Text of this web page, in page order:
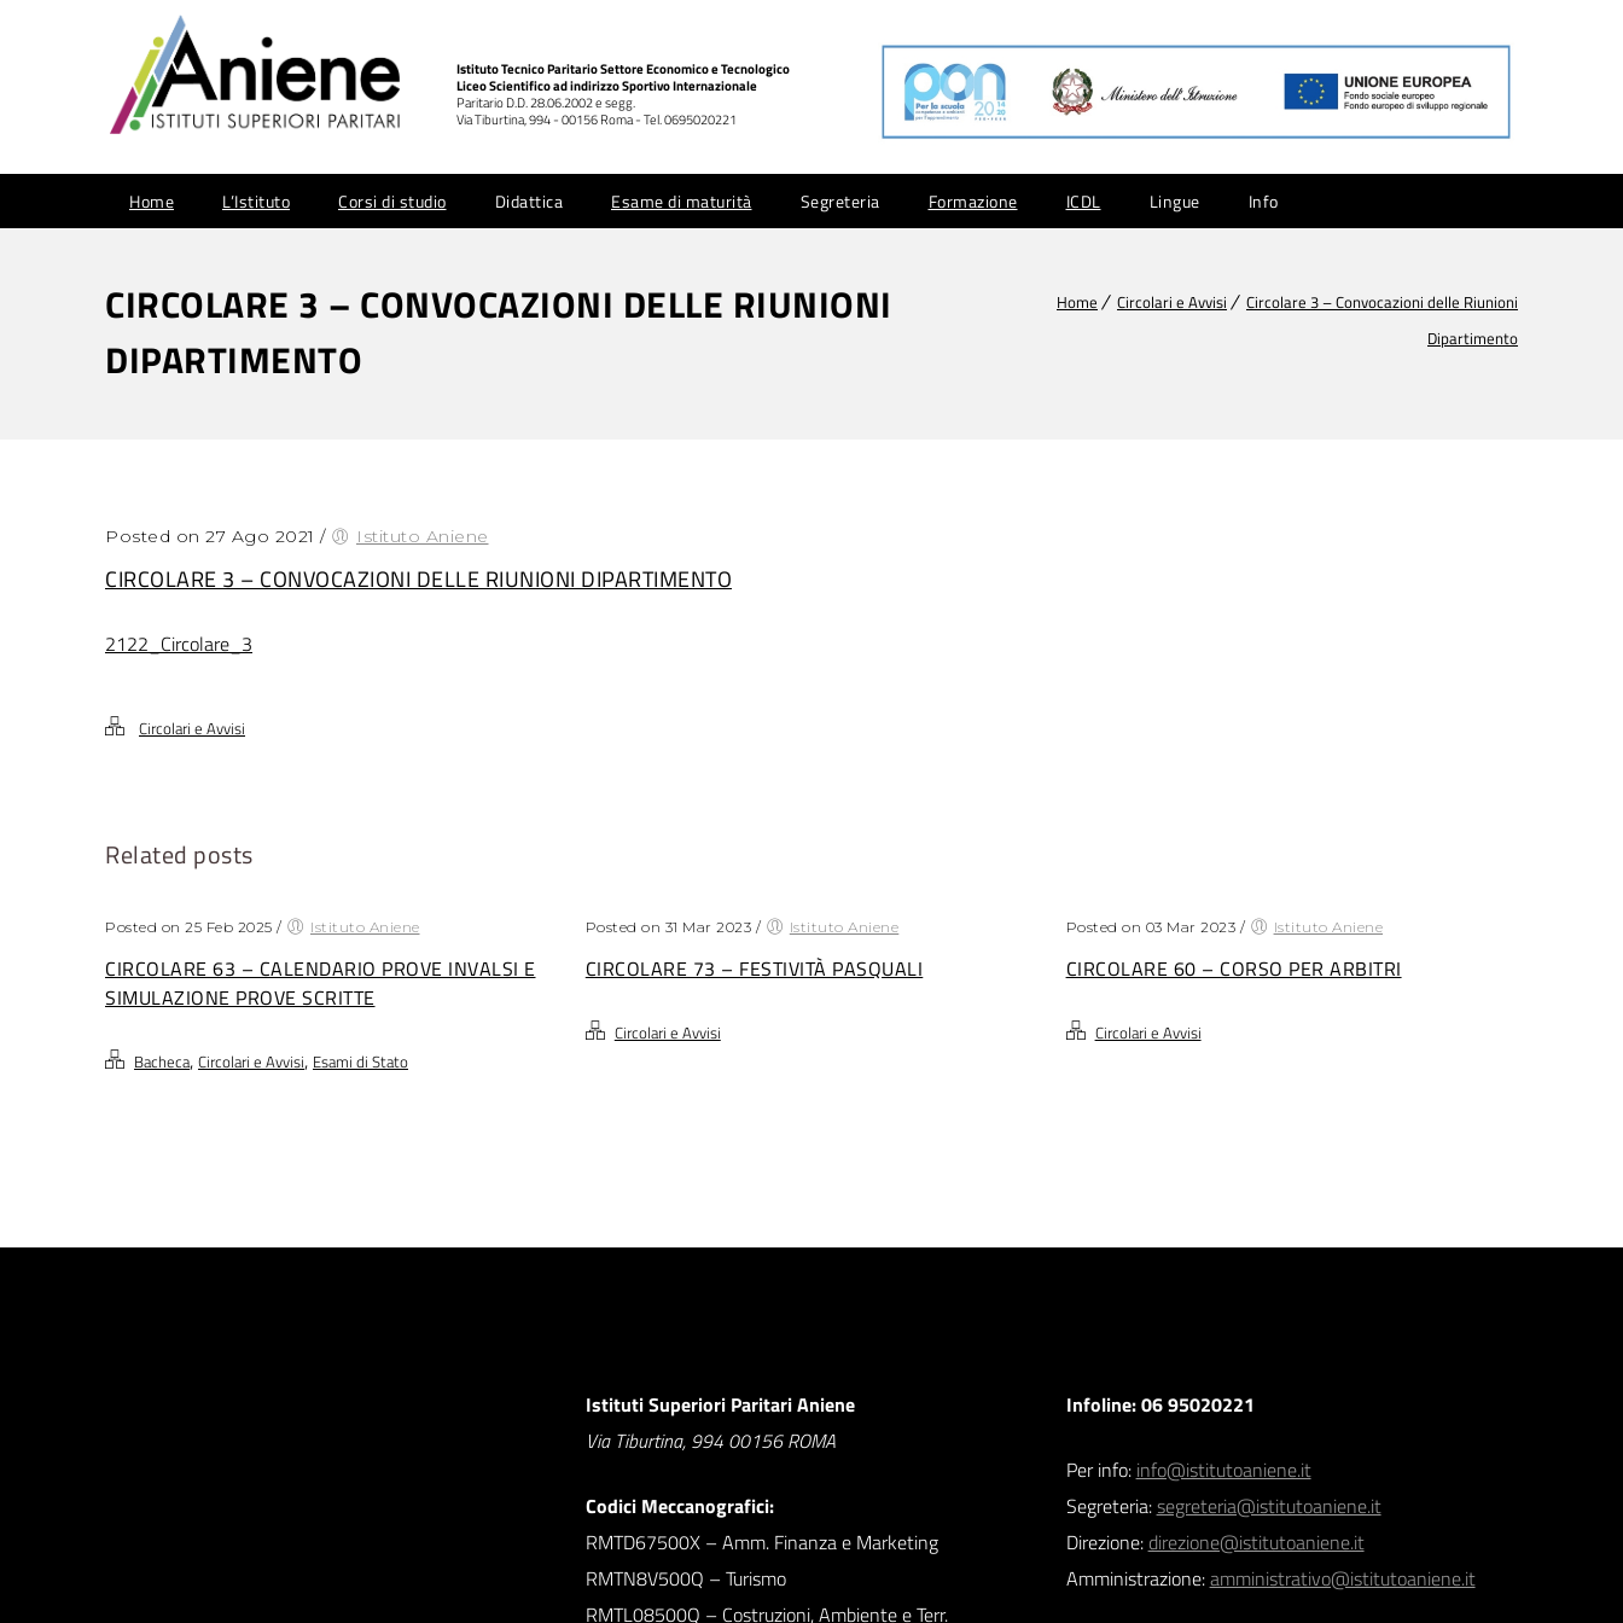
Istituto Tecnico Paritario Settore Economico e Tecnologico
Liceo Scientifico ad indirizzo Sportivo Internazionale
Paritario D.D. 28.06.2002 e segg.
Via Tiburtina, 994 - 00156 Roma - Tel. 0695020221
Home L’Istituto Corsi di studio Didattica Esame di maturità Segreteria Formazione ICDL Lingue Info
CIRCOLARE 3 – CONVOCAZIONI DELLE RIUNIONI
DIPARTIMENTO
Home Circolari e Avvisi
Circolare 3 – Convocazioni delle Riunioni
Dipartimento
Posted on 27 Ago 2021 / Istituto Aniene
CIRCOLARE 3 – CONVOCAZIONI DELLE RIUNIONI DIPARTIMENTO
2122_Circolare_3
Circolari e Avvisi
Related posts
Posted on 25 Feb 2025 / Istituto Aniene
CIRCOLARE 63 – CALENDARIO PROVE INVALSI E
SIMULAZIONE PROVE SCRITTE
Bacheca, Circolari e Avvisi, Esami di Stato
Posted on 31 Mar 2023 / Istituto Aniene
CIRCOLARE 73 – FESTIVITÀ PASQUALI
Circolari e Avvisi
Posted on 03 Mar 2023 / Istituto Aniene
CIRCOLARE 60 – CORSO PER ARBITRI
Circolari e Avvisi
Istituti Superiori Paritari Aniene
Via Tiburtina, 994 00156 ROMA
Codici Meccanografici:
RMTD67500X – Amm. Finanza e Marketing
RMTN8V500Q – Turismo
RMTL08500Q – Costruzioni, Ambiente e Terr.
Infoline: 06 95020221
Per info: info@istitutoaniene.it
Segreteria:segreteria@istitutoaniene.it
Direzione: direzione@istitutoaniene.it
Amministrazione:amministrativo@istitutoaniene.it